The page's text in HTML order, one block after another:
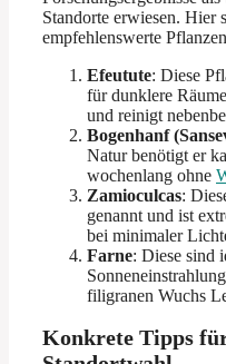
Standorte erwiesen. Hier
empfehlenswerte
Efeutute: Diese
für dunklere
und reinigt
Bogenhanf
Natur benötigt er
wochenlang ohne
Zamioculcas:
genannt und ist
bei minimaler
Farne: Diese sind
filigranen Wuchs
Konkrete Tipps